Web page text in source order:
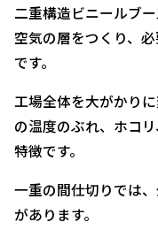
二重構造ビニールブ
空気の層をつくり、
です。
工場全体を大がかり
の温度のぶれ、ホコ
特徴です。
一重の間仕切りでは
があります。